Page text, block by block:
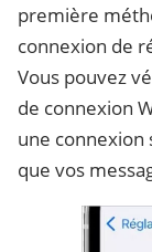
première
connexion de
Vous pouvez
de connexion
une
que vos